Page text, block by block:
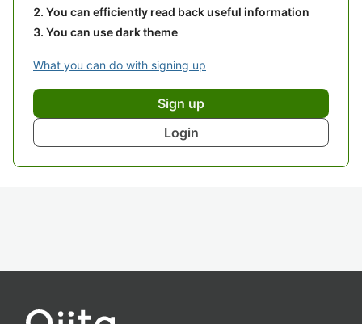
You can efficiently read back useful information
You can use dark theme
What you can do with signing up
Sign up
Login